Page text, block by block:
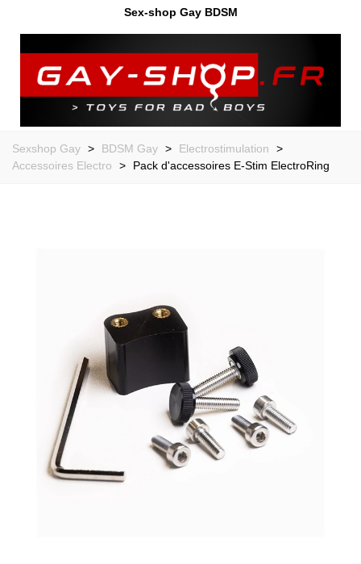
Sex-shop Gay BDSM
Sexshop Gay > BDSM Gay > Electrostimulation
>
Accessoires Electro
> Pack d'accessoires E-Stim ElectroRing